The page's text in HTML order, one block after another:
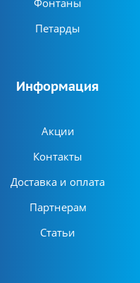
Фонтаны
Петарды
Информация
Акции
Контакты
Доставка и оплата
Партнерам
Статьи